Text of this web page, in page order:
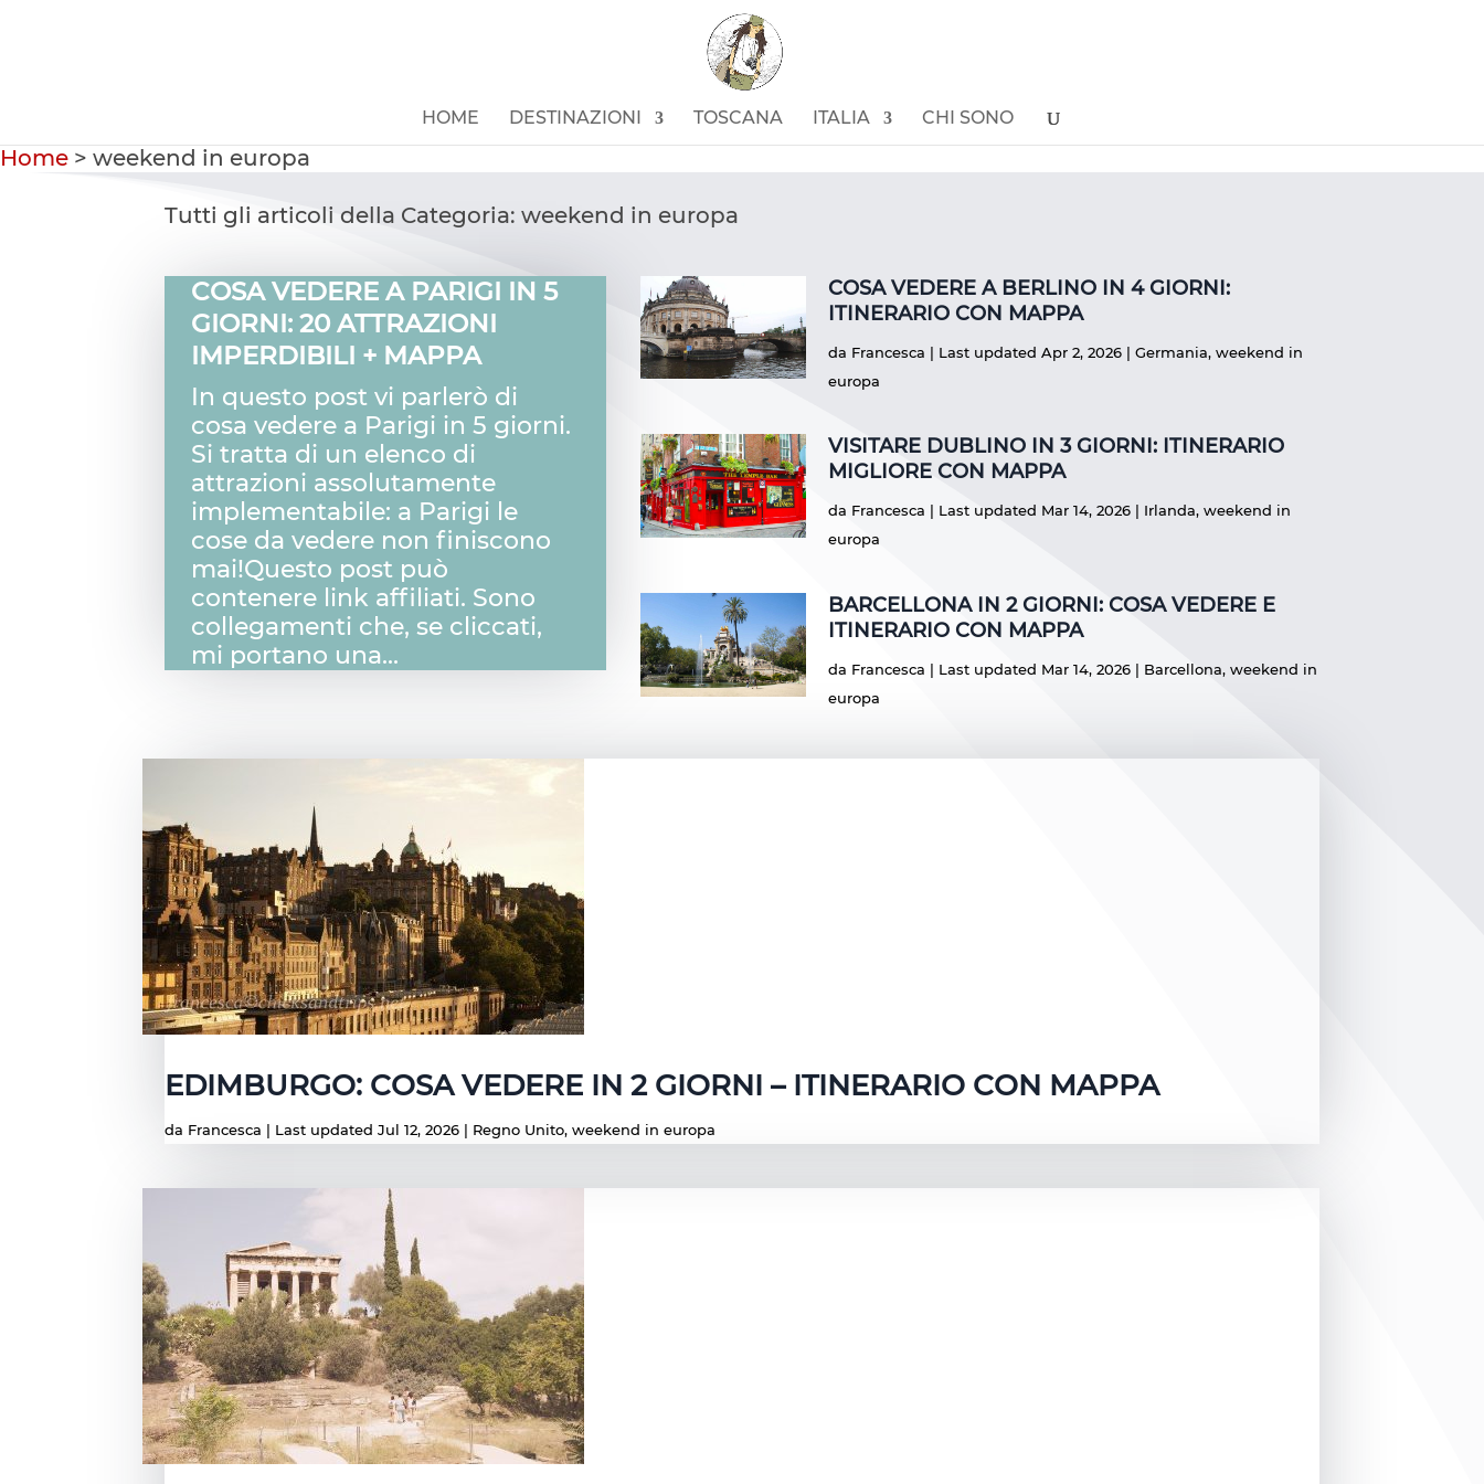
HOME DESTINAZIONI TOSCANA ITALIA CHI SONO
Home > weekend in europa
Tutti gli articoli della Categoria: weekend in europa
COSA VEDERE A PARIGI IN 5
GIORNI: 20 ATTRAZIONI
IMPERDIBILI + MAPPA
In questo post vi parlerò di
cosa vedere a Parigi in 5 giorni.
Si tratta di un elenco di
attrazioni assolutamente
implementabile: a Parigi le
cose da vedere non finiscono
mai!Questo post può
contenere link affiliati. Sono
collegamenti che, se cliccati,
mi portano una...
COSA VEDERE A BERLINO IN 4 GIORNI:
ITINERARIO CON MAPPA
da Francesca | Last updated Apr 2, 2026| Germania, weekend in
europa
VISITARE DUBLINO IN 3 GIORNI: ITINERARIO
MIGLIORE CON MAPPA
da Francesca | Last updated Mar 14, 2026| Irlanda, weekend in
europa
BARCELLONA IN 2 GIORNI: COSA VEDERE E
ITINERARIO CON MAPPA
da Francesca | Last updated Mar 14, 2026| Barcellona, weekend in
europa
EDIMBURGO: COSA VEDERE IN 2 GIORNI – ITINERARIO CON MAPPA
da Francesca | Last updated Jul 12, 2026 | Regno Unito, weekend in europa